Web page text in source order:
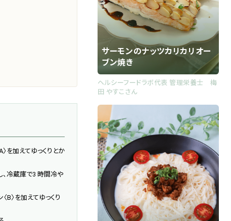
を加えてゆっくりとか
、冷蔵庫で3 時間冷や
B〉を加えてゆっくり
サーモンのナッツカリカリオー
ブン焼き
ヘルシーフードラボ代表 管理栄養士 梅
田 やすこさん